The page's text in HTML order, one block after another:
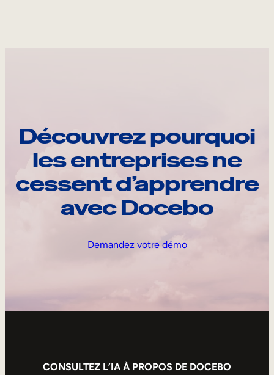
Découvrez pourquoi
les entreprises ne
cessent d’apprendre
avec Docebo
Demandez votre démo
CONSULTEZ L’IA À PROPOS DE DOCEBO